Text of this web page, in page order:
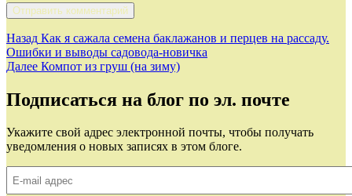
Навигация
по
Назад Предыдущая
запись:
Как я сажала семена баклажанов и перцев на рассаду.
Ошибки и выводы садовода-новичка
Далее Следующая
Компот из груш (на зиму)
Подписаться на блог по эл. почте
Укажите свой адрес электронной почты, чтобы получать
уведомления о новых записях в этом блоге.
mail